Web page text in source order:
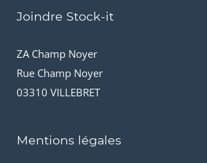
Joindre Stock-it
ZA Champ Noyer
Rue Champ Noyer
03310 VILLEBRET
Mentions légales